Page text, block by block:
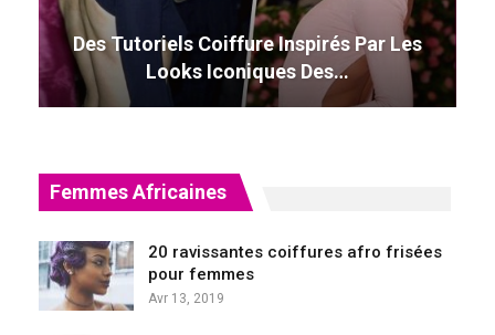
Des Tutoriels Coiffure Inspirés Par Les
Looks Iconiques Des…
Femmes Africaines
20 ravissantes coiffures afro frisées
pour femmes
Avr 13, 2019